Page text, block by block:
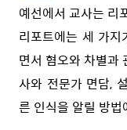
예선에서 교사는 리
리포트에는 세 가지
면서 혐오와 차별과
사와 전문가 면담,
른 인식을 알릴 방